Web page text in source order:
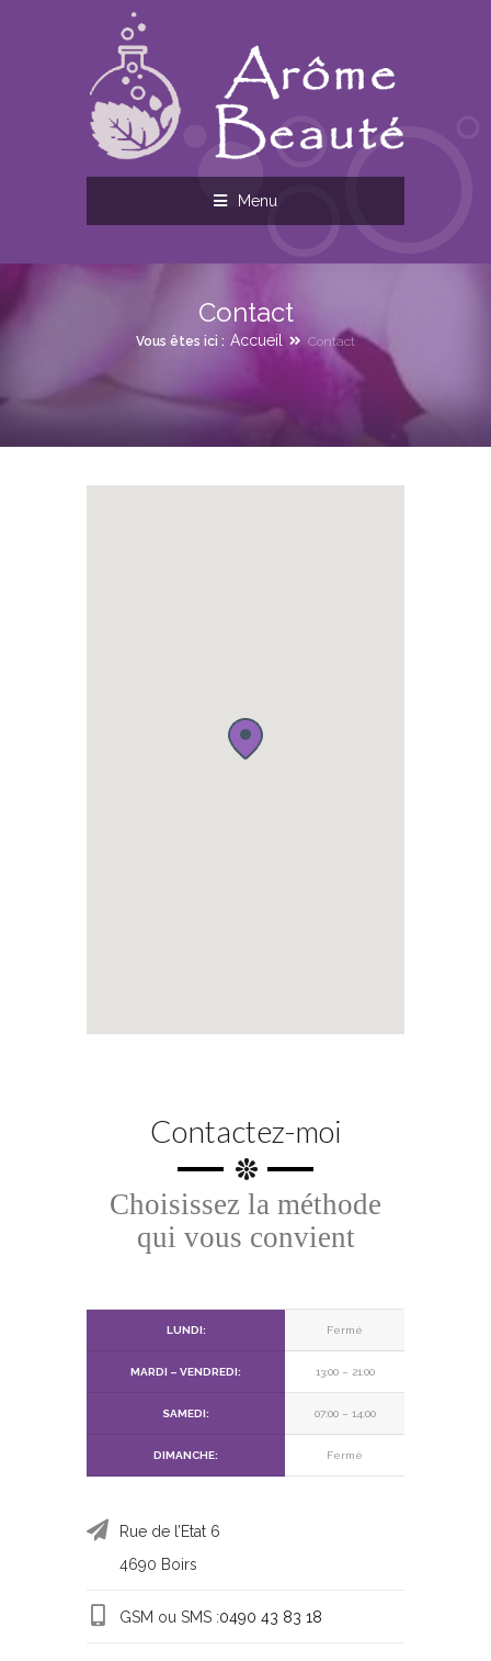
Menu
Contact
Vous êtes ici : Accueil Contact
Contactez-moi
Choisissez la méthode
qui vous convient
LUNDI: Fermé
MARDI – VENDREDI: 13:00 – 21:00
SAMEDI: 07:00 – 14:00
DIMANCHE: Fermé
Rue de l’Etat 6
4690 Boirs
GSM ou SMS :0490 43 83 18